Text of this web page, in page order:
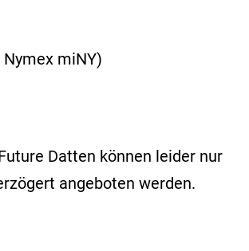
miNY)
Datten können leider nur
angeboten werden.